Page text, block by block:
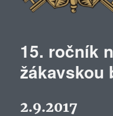
15. ročník
žákavskou
2.9.2017